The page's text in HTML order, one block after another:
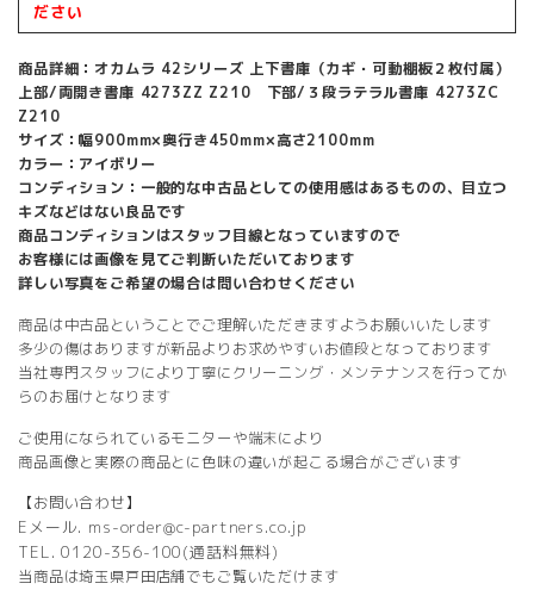
ださい
商品詳細：オカムラ 42シリーズ 上下書庫（カギ・可動棚板２枚付属）
上部/両開き書庫 4273ZZ Z210 下部/３段ラテラル書庫 4273ZC
Z210
サイズ：幅900mm×奥行き450mm×高さ2100mm
カラー：アイボリー
コンディション：一般的な中古品としての使用感はあるものの、目立つ
キズなどはない良品です
商品コンディションはスタッフ目線となっていますので
お客様には画像を見てご判断いただいております
詳しい写真をご希望の場合は問い合わせください
商品は中古品ということでご理解いただきますようお願いいたします
多少の傷はありますが新品よりお求めやすいお値段となっております
当社専門スタッフにより丁寧にクリーニング・メンテナンスを行ってか
らのお届けとなります
ご使用になられているモニターや端末により
商品画像と実際の商品とに色味の違いが起こる場合がございます
【お問い合わせ】
Eメール. ms-order@c-partners.co.jp
TEL. 0120-356-100(通話料無料)
当商品は埼玉県戸田店舗でもご覧いただけます